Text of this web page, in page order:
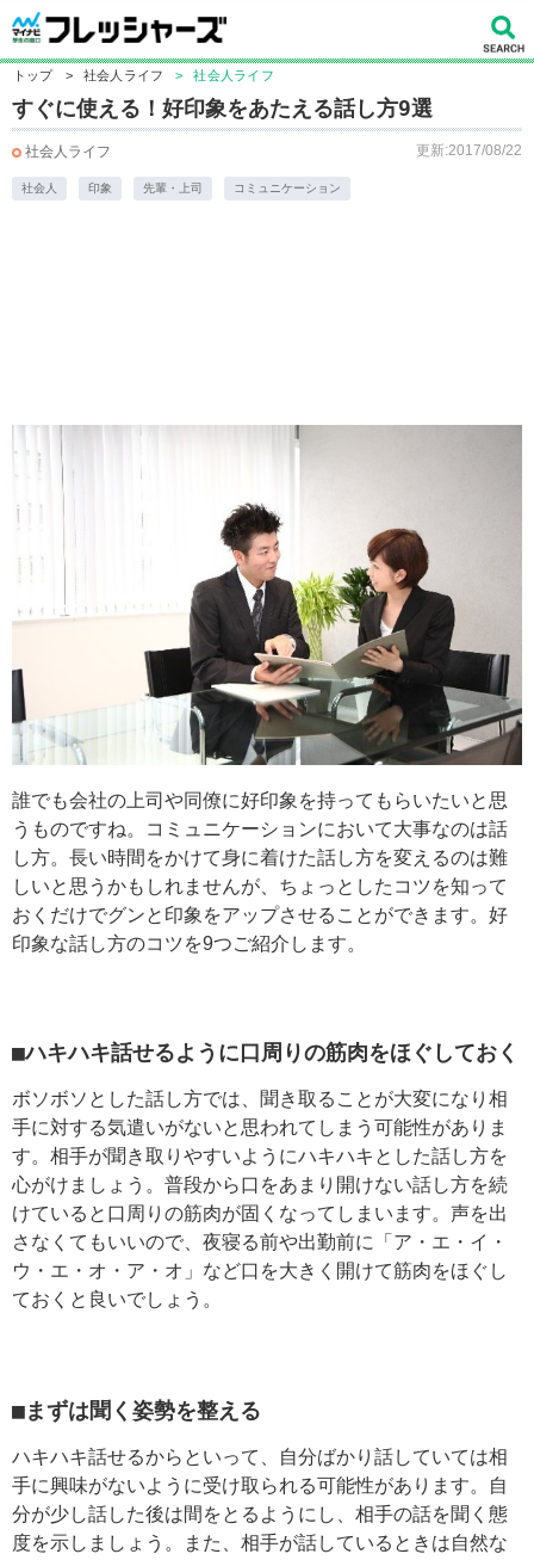
トップ > 社会人ライフ > 社会人ライフ
すぐに使える！好印象をあたえる話し方9選
社会人ライフ 更新:2017/08/22
社会人 印象 先輩・上司 コミュニケーション
誰でも会社の上司や同僚に好印象を持ってもらいたいと思
うものですね。コミュニケーションにおいて大事なのは話
し方。長い時間をかけて身に着けた話し方を変えるのは難
しいと思うかもしれませんが、ちょっとしたコツを知って
おくだけでグンと印象をアップさせることができます。好
印象な話し方のコツを9つご紹介します。
■ハキハキ話せるように口周りの筋肉をほぐしておく
ボソボソとした話し方では、聞き取ることが大変になり相
手に対する気遣いがないと思われてしまう可能性がありま
す。相手が聞き取りやすいようにハキハキとした話し方を
心がけましょう。普段から口をあまり開けない話し方を続
けていると口周りの筋肉が固くなってしまいます。声を出
さなくてもいいので、夜寝る前や出勤前に「ア・エ・イ・
ウ・エ・オ・ア・オ」など口を大きく開けて筋肉をほぐし
ておくと良いでしょう。
■まずは聞く姿勢を整える
ハキハキ話せるからといって、自分ばかり話していては相
手に興味がないように受け取られる可能性があります。自
分が少し話した後は間をとるようにし、相手の話を聞く態
度を示しましょう。また、相手が話しているときは自然な